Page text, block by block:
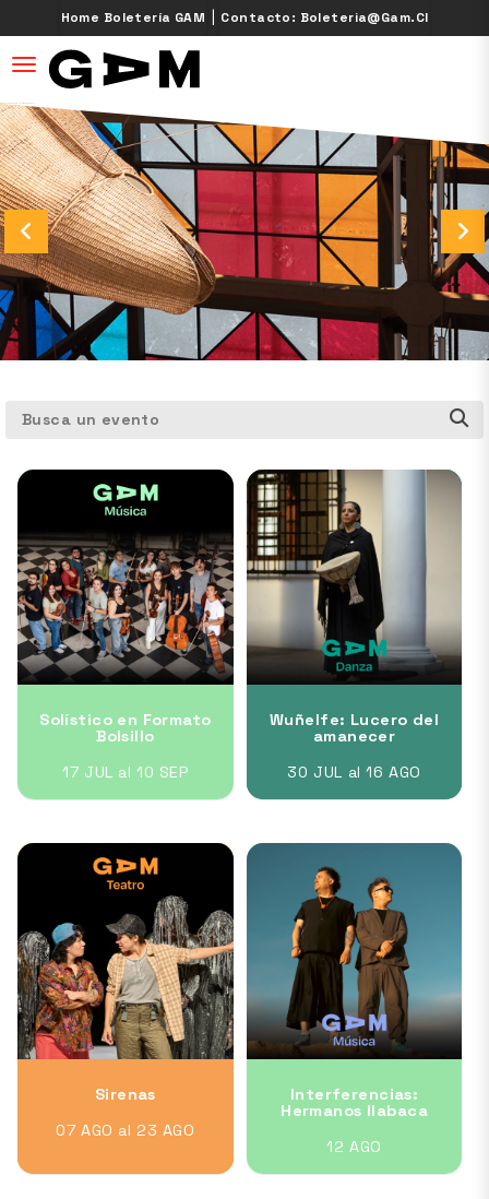
Home Boletería GAM | Contacto: Boleteria@gam.cl
desplegar navegación
Busca un evento
Solístico en Formato
Bolsillo
17 JUL al 10 SEP
Wuñelfe: Lucero del
amanecer
30 JUL al 16 AGO
Sirenas
07 AGO al 23 AGO
Interferencias:
Hermanos Ilabaca
12 AGO